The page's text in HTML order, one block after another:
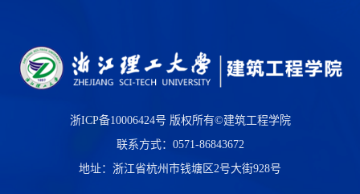
浙ICP备10006424号 版权所有©建筑工程学院
联系方式：0571-86843672
地址：浙江省杭州市钱塘区2号大街928号